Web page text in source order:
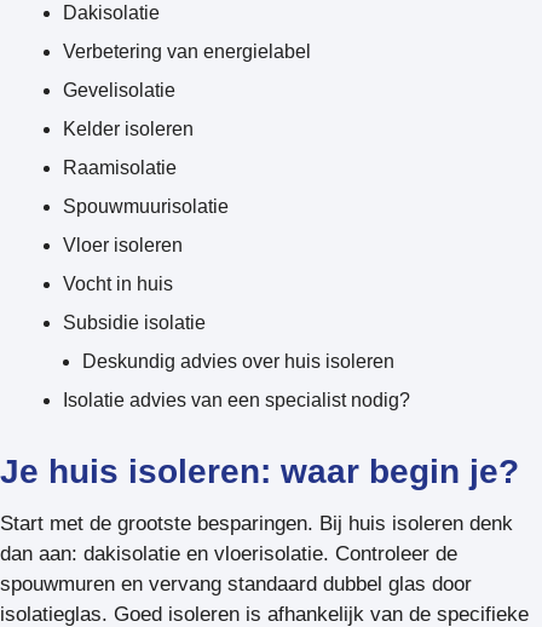
Dakisolatie
Verbetering van energielabel
Gevelisolatie
Kelder isoleren
Raamisolatie
Spouwmuurisolatie
Vloer isoleren
Vocht in huis
Subsidie isolatie
Deskundig advies over huis isoleren
Isolatie advies van een specialist nodig?
Je huis isoleren: waar begin je?
Start met de grootste besparingen. Bij huis isoleren denk
dan aan: dakisolatie en vloerisolatie. Controleer de
spouwmuren en vervang standaard dubbel glas door
isolatieglas. Goed isoleren is afhankelijk van de specifieke